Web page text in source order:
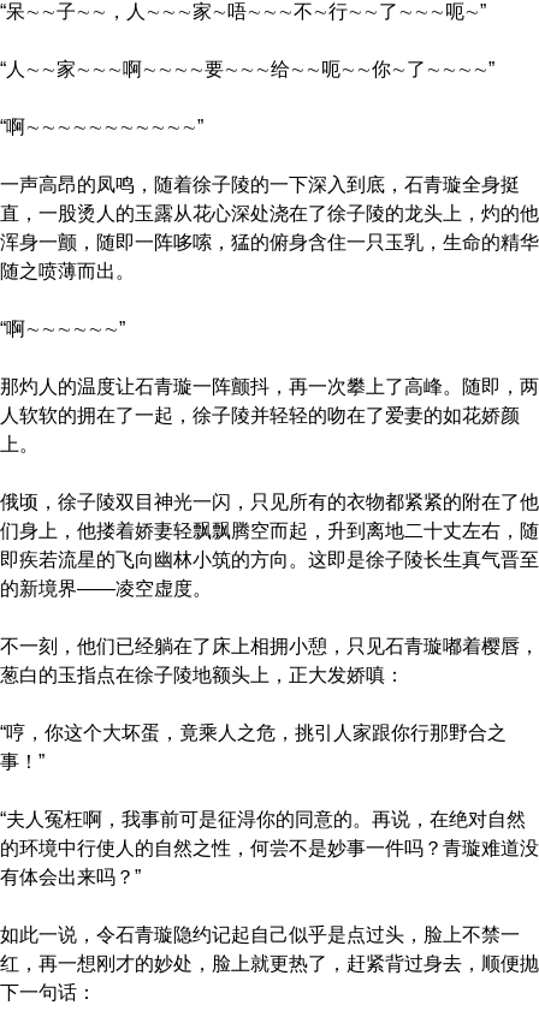
“呆∼∼子∼∼，人∼∼∼家∼唔∼∼∼不∼行∼∼了∼∼∼呃∼”
“人∼∼家∼∼∼啊∼∼∼∼要∼∼∼给∼∼呃∼∼你∼了∼∼∼∼”
“啊∼∼∼∼∼∼∼∼∼∼∼”
一声高昂的凤鸣，随着徐子陵的一下深入到底，石青璇全身挺
直，一股烫人的玉露从花心深处浇在了徐子陵的龙头上，灼的他
浑身一颤，随即一阵哆嗦，猛的俯身含住一只玉乳，生命的精华
随之喷薄而出。
“啊∼∼∼∼∼∼”
那灼人的温度让石青璇一阵颤抖，再一次攀上了高峰。随即，两
人软软的拥在了一起，徐子陵并轻轻的吻在了爱妻的如花娇颜
上。
俄顷，徐子陵双目神光一闪，只见所有的衣物都紧紧的附在了他
们身上，他搂着娇妻轻飘飘腾空而起，升到离地二十丈左右，随
即疾若流星的飞向幽林小筑的方向。这即是徐子陵长生真气晋至
的新境界——凌空虚度。
不一刻，他们已经躺在了床上相拥小憩，只见石青璇嘟着樱唇，
葱白的玉指点在徐子陵地额头上，正大发娇嗔：
“哼，你这个大坏蛋，竟乘人之危，挑引人家跟你行那野合之
事！”
“夫人冤枉啊，我事前可是征淂你的同意的。再说，在绝对自然
的环境中行使人的自然之性，何尝不是妙事一件吗？青璇难道没
有体会出来吗？”
如此一说，令石青璇隐约记起自己似乎是点过头，脸上不禁一
红，再一想刚才的妙处，脸上就更热了，赶紧背过身去，顺便抛
下一句话：